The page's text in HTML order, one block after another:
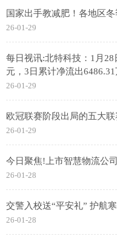
国家出手教减肥！各地区
26-01-29
每日视讯:北特科技：1月
元，3日累计净流出
26-01-29
欧冠联赛阶段出局的五大
26-01-29
今日聚焦!上市智慧物流公
26-01-28
交警入校送“平安礼” 护航
26-01-28